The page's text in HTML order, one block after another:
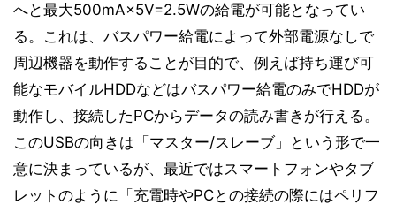
へと最大500mA×5V=2.5Wの給電が可能となってい
る。これは、バスパワー給電によって外部電源なしで
周辺機器を動作することが目的で、例えば持ち運び可
能なモバイルHDDなどはバスパワー給電のみでHDDが
動作し、接続したPCからデータの読み書きが行える。
このUSBの向きは「マスター/スレーブ」という形で一
意に決まっているが、最近ではスマートフォンやタブ
レットのように「充電時やPCとの接続の際にはペリフ